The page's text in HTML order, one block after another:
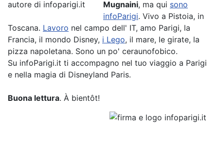
Mugnaini, ma qui sono
infoParigi. Vivo a Pistoia, in
Toscana. Lavoro nel campo dell' IT, amo Parigi, la
Francia, il mondo Disney, i Lego, il mare, le girate, la
pizza napoletana. Sono un po' ceraunofobico.
Su infoParigi.it ti accompagno nel tuo viaggio a Parigi
e nella magia di Disneyland Paris.
Buona lettura. À bientôt!